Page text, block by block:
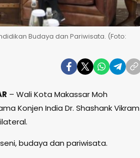
Budaya dan Pariwisata. (Foto:
– Wali Kota Makassar Moh
Konjen India Dr. Shashank Vikram
budaya dan pariwisata.